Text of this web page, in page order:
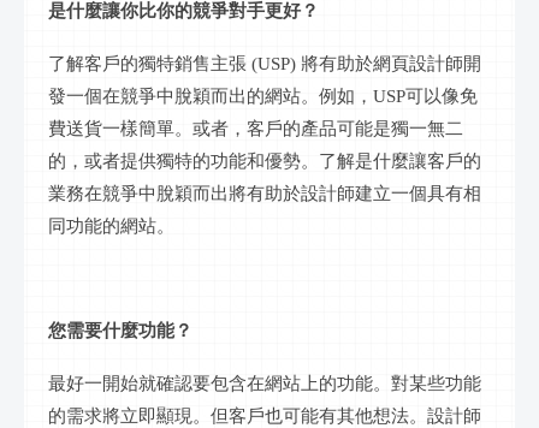
是什麼讓你比你的競爭對手更好？
了解客戶的獨特銷售主張 (USP) 將有助於網頁設計師開
發一個在競爭中脫穎而出的網站。例如，USP可以像免
費送貨一樣簡單。或者，客戶的產品可能是獨一無二
的，或者提供獨特的功能和優勢。了解是什麼讓客戶的
業務在競爭中脫穎而出將有助於設計師建立一個具有相
同功能的網站。
您需要什麼功能？
最好一開始就確認要包含在網站上的功能。對某些功能
的需求將立即顯現。但客戶也可能有其他想法。設計師